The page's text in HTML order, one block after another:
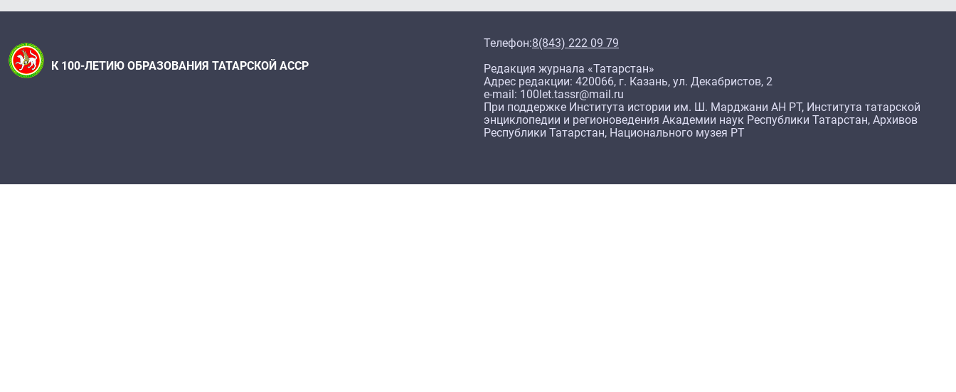
К 100-ЛЕТИЮ ОБРАЗОВАНИЯ ТАТАРСКОЙ АССР
Телефон:8(843) 222 09 79
Редакция журнала «Татарстан»
Адрес редакции: 420066, г. Казань, ул. Декабристов, 2
e-mail: 100let.tassr@mail.ru
При поддержке Института истории им. Ш. Марджани АН РТ, Института татарской
энциклопедии и регионоведения Академии наук Республики Татарстан, Архивов
Республики Татарстан, Национального музея РТ